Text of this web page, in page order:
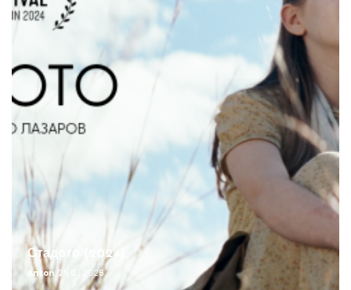
Стадото (2024)
Anton 25.03.2025